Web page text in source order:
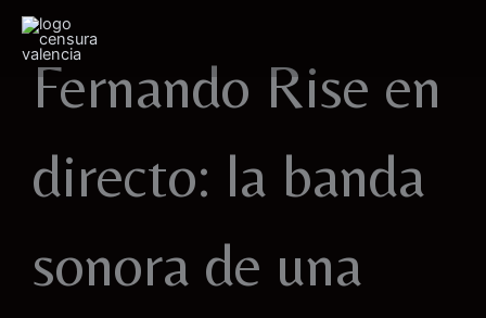
contenidoFernando Rise en
directo: la banda
sonora de una